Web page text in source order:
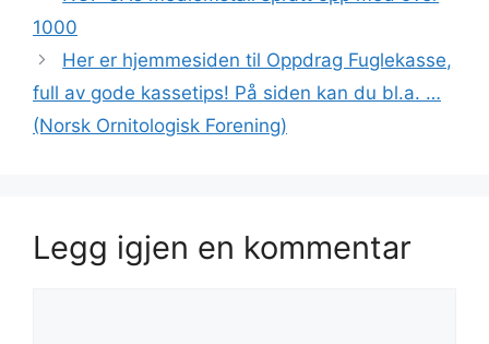
1000
Her er hjemmesiden til Oppdrag Fuglekasse,
full av gode kassetips! På siden kan du bl.a. …
(Norsk Ornitologisk Forening)
Legg igjen en kommentar